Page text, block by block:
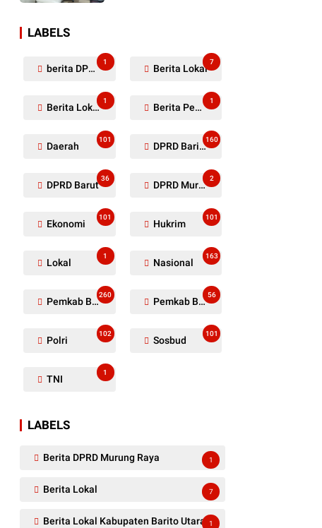
LABELS
berita DPRD Murung Raya
1
Berita Lokal
7
Berita Lokal Kabupaten Barito Utara
1
Berita Pemkab Murung Raya
1
Daerah
101
DPRD Barito Utara
160
DPRD Barut
36
DPRD Murung Raya
2
Ekonomi
101
Hukrim
101
Lokal
1
Nasional
163
Pemkab Barito Utara
260
Pemkab Barut
56
Polri
102
Sosbud
101
TNI
1
LABELS
Berita DPRD Murung Raya 1
Berita Lokal 7
Berita Lokal Kabupaten Barito Utara 1